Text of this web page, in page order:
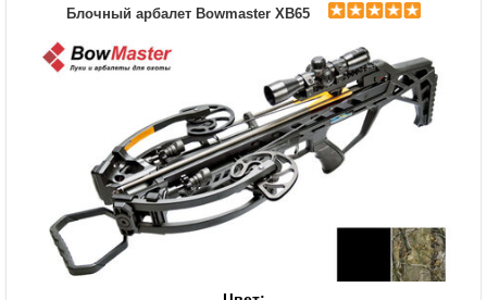
Блочный арбалет Bowmaster XB65